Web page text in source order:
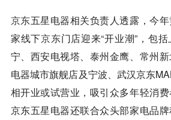
京东五星电器相关负责人透露，今
家线下京东门店迎来“开业潮”，包
宁、西安电视塔、泰州金鹰、常州
电器城市旗舰店及宁波、武汉京东
相开业或试营业，吸引众多年轻消费
京东五星电器还联合众头部家电品